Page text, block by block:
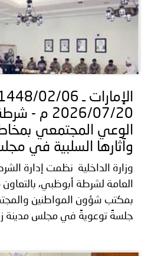
و
اجتماعات
جهود
و
إنجازات
برامج
توعوية
الخدمات
الإلكترونية
صور
وفيديو
مجلة
أصداء
الأمانة
إعلانات
من
نحن
اتصل
بنا
2026/07/20
الوعي المجتمعي
وآثارها السلبية في
وزارة الداخلية نظمت إدارة
العامة لشرطة أبوظبي،
بمكتب شؤون المواطنين
جلسةً توعويةً في مجلس مدينة